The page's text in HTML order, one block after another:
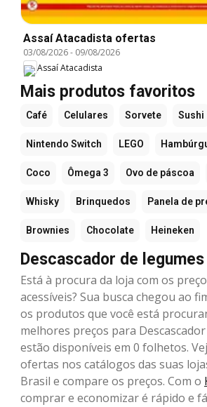
Assaí Atacadista ofertas
03/08/2026- 09/08/2026
Assaí Atacadista
Mais produtos favoritos
Café Celulares Sorvete Sushi
Nintendo Switch LEGO
Coco Ômega 3 Ovo de páscoa
Whisky Brinquedos Panela de
Brownies Chocolate Heineken
Descascador de legumes
Está à procura da loja com os
acessíveis? Sua busca chegou ao
os produtos que você está
melhores preços para
estão disponíveis em 0 folhetos.
ofertas nos catálogos das suas
Brasil e compare os preços. Com o
comprar e economizar é rápido e